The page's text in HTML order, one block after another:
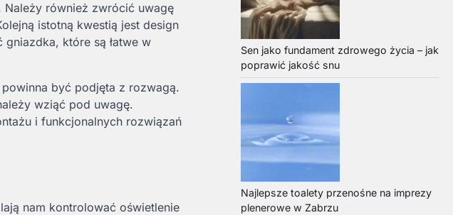
Należy również zwrócić uwagę
istotną kwestią jest design
które są łatwe w
być podjęta z rozwagą.
wziąć pod uwagę.
i funkcjonalnych rozwiązań
nam kontrolować oświetlenie
Sen jako fundament zdrowego życia – jak
poprawić jakość snu
Najlepsze toalety przenośne na imprezy
plenerowe w Zabrzu